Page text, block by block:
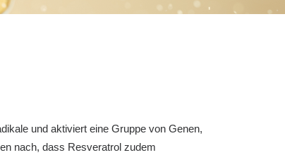
und aktiviert eine Gruppe von Genen,
nach, dass Resveratrol zudem